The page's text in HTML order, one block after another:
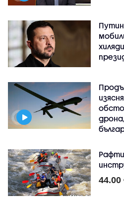
44.00